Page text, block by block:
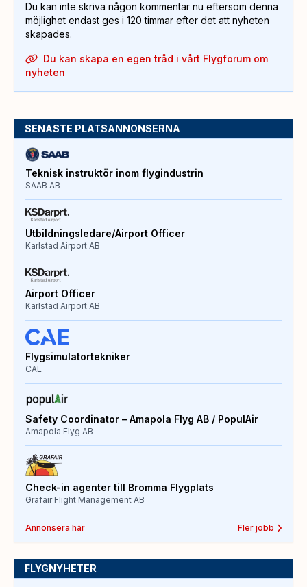
Du kan inte skriva någon kommentar nu eftersom denna
möjlighet endast ges i 120 timmar efter det att nyheten
skapades.
Du kan skapa en egen tråd i vårt Flygforum om
nyheten
SENASTE PLATSANNONSERNA
Teknisk instruktör inom flygindustrin
SAAB AB
Utbildningsledare/Airport Officer
Karlstad Airport AB
Airport Officer
Karlstad Airport AB
Flygsimulatortekniker
CAE
Safety Coordinator – Amapola Flyg AB / PopulAir
Amapola Flyg AB
Check-in agenter till Bromma Flygplats
Grafair Flight Management AB
Annonsera här Fler jobb
FLYGNYHETER